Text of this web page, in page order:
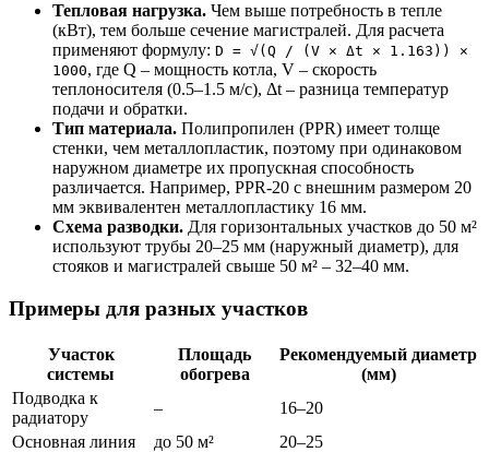
Тепловая нагрузка. Чем выше потребность в тепле
(кВт), тем больше сечение магистралей. Для расчета
применяют формулу: D = √(Q / (V × Δt × 1.163)) ×
1000, где Q – мощность котла, V – скорость
теплоносителя (0.5–1.5 м/с), Δt – разница температур
подачи и обратки.
Тип материала. Полипропилен (PPR) имеет толще
стенки, чем металлопластик, поэтому при одинаковом
наружном диаметре их пропускная способность
различается. Например, PPR-20 с внешним размером 20
мм эквивалентен металлопластику 16 мм.
Схема разводки. Для горизонтальных участков до 50 м²
используют трубы 20–25 мм (наружный диаметр), для
стояков и магистралей свыше 50 м² – 32–40 мм.
Примеры для разных участков
Участок
системы
Площадь
обогрева
Рекомендуемый диаметр
(мм)
Подводка к
радиатору
–
16–20
Основная линия
до 50 м²
20–25